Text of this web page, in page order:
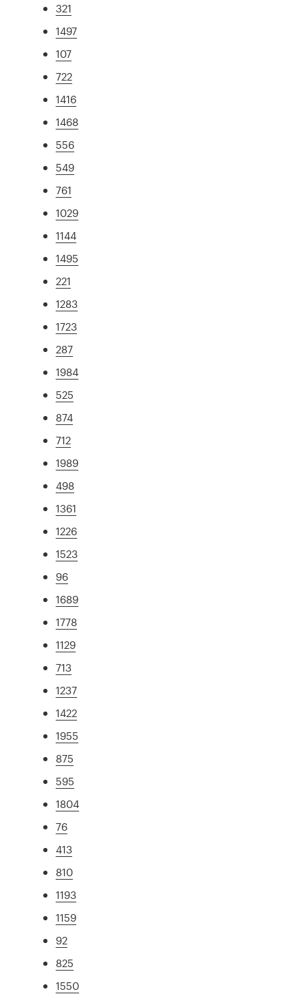
321
1497
107
722
1416
1468
556
549
761
1029
1144
1495
221
1283
1723
287
1984
525
874
712
1989
498
1361
1226
1523
96
1689
1778
1129
713
1237
1422
1955
875
595
1804
76
413
810
1193
1159
92
825
1550